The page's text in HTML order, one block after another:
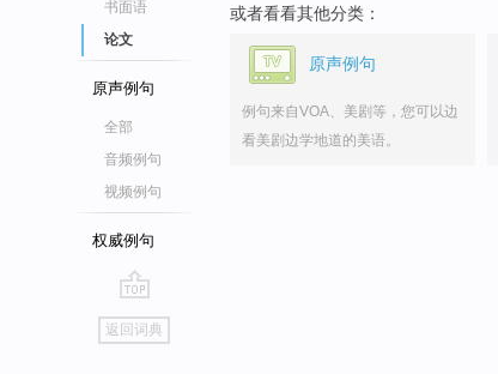
书面语
论文
原声例句
全部
音频例句
视频例句
权威例句
go
top
返回词典
或者看看其他分类：
原声例句
例句来自VOA、美剧等，您可以边
看美剧边学地道的美语。